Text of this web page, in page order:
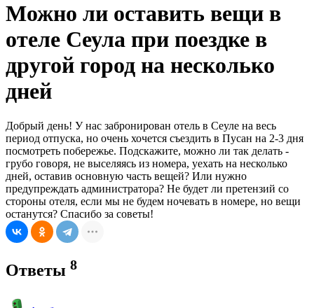
Можно ли оставить вещи в
отеле Сеула при поездке в
другой город на несколько
дней
Добрый день! У нас забронирован отель в Сеуле на весь
период отпуска, но очень хочется съездить в Пусан на 2-3 дня
посмотреть побережье. Подскажите, можно ли так делать -
грубо говоря, не выселяясь из номера, уехать на несколько
дней, оставив основную часть вещей? Или нужно
предупреждать администратора? Не будет ли претензий со
стороны отеля, если мы не будем ночевать в номере, но вещи
останутся? Спасибо за советы!
Ответы 8